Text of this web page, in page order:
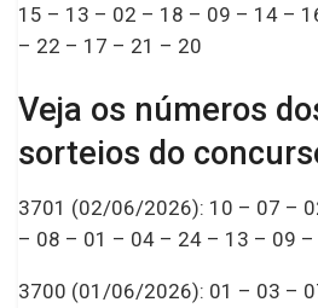
15 – 13 – 02 – 18 – 09 – 14 –
– 22 – 17 – 21 – 20
Veja os números
sorteios do
3701 (02/06/2026): 10 – 07 –
– 08 – 01 – 04 – 24 – 13 – 09
3700 (01/06/2026): 01 – 03 –